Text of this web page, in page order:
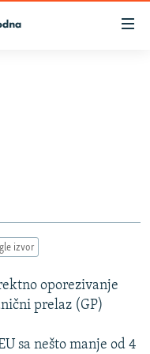
izvor
oporezivanje
prelaz (GP)
sa nešto manje od 4